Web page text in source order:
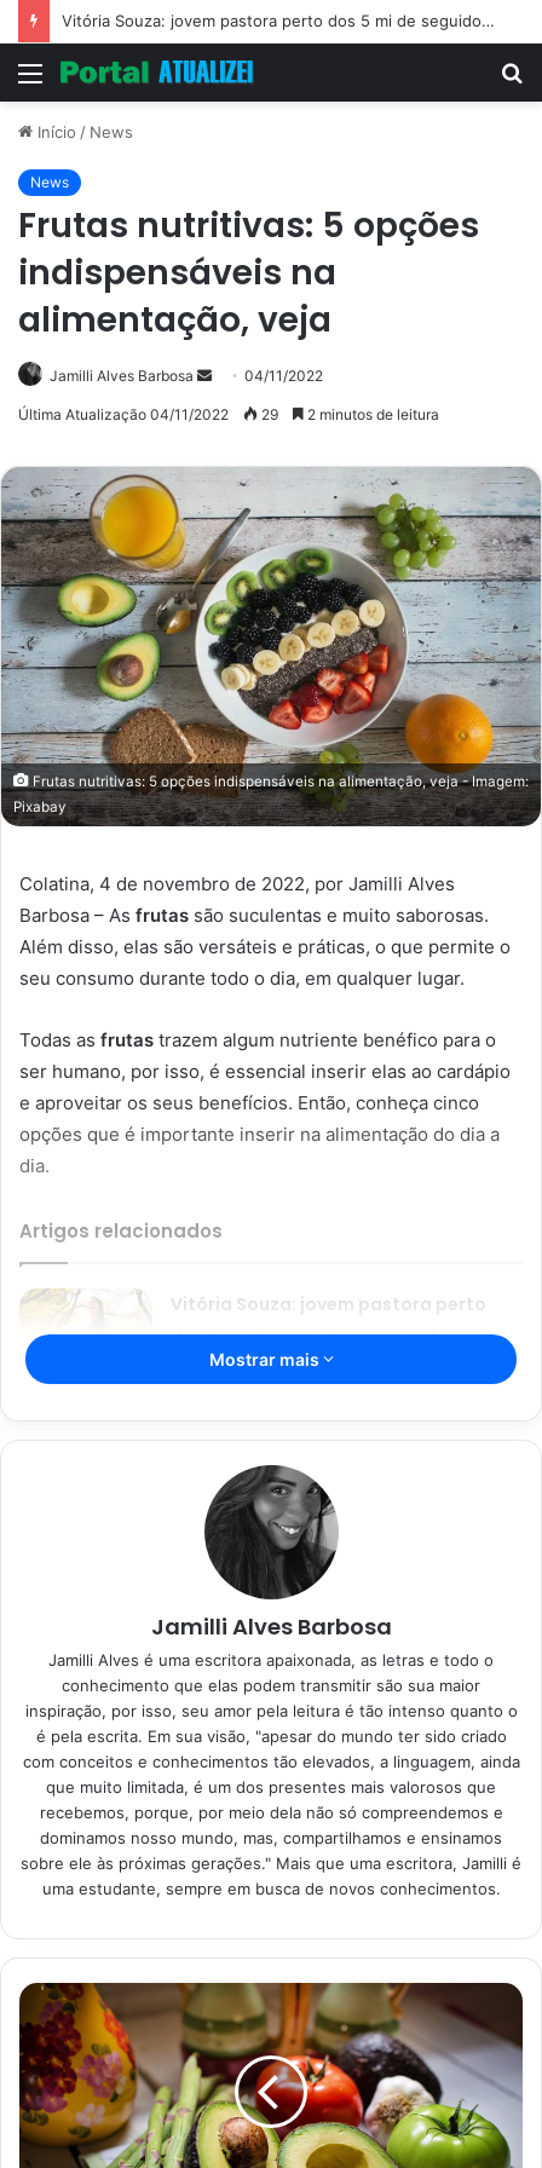
Vitória Souza: jovem pastora perto dos 5 mi de seguidores na web
Menu
Início / News
News
Frutas nutritivas: 5 opções
indispensáveis na
alimentação, veja
Jamilli Alves Barbosa
Mande04/11/2022
Última Atualização 04/11/2022 29 2 minutos de leitura
Frutas nutritivas: 5 opções indispensáveis na alimentação, veja - Imagem:
Pixabay
Colatina, 4 de novembro de 2022, por Jamilli Alves
Barbosa – As frutas são suculentas e muito saborosas.
Além disso, elas são versáteis e práticas, o que permite o
seu consumo durante todo o dia, em qualquer lugar.
Todas as frutas trazem algum nutriente benéfico para o
ser humano, por isso, é essencial inserir elas ao cardápio
e aproveitar os seus benefícios. Então, conheça cinco
opções que é importante inserir na alimentação do dia a
dia.
Artigos relacionados
Vitória Souza: jovem pastora perto
dos 5 mi de seguidores na web
22/08/2024
Açaí falsificado! Polícia fecha fábrica
22/08/2024
Benefício das frutas
De acordo com Grasieli Lottermann, nutricionista
funcional, em entrevista para a Conexão Verão, publicada
no dia 31 de janeiro de 2022, no siteGlobo, elas são
fontes de minerais, fibras e vitaminas que auxiliam a
regular o organismo, aumentar as defesas e proteger o
corpo.
Mostrar mais
Jamilli Alves Barbosa
Jamilli Alves é uma escritora apaixonada, as letras e todo o
conhecimento que elas podem transmitir são sua maior
inspiração, por isso, seu amor pela leitura é tão intenso quanto o
é pela escrita. Em sua visão, "apesar do mundo ter sido criado
com conceitos e conhecimentos tão elevados, a linguagem, ainda
que muito limitada, é um dos presentes mais valorosos que
recebemos, porque, por meio dela não só compreendemos e
dominamos nosso mundo, mas, compartilhamos e ensinamos
sobre ele às próximas gerações." Mais que uma escritora, Jamilli é
uma estudante, sempre em busca de novos conhecimentos.